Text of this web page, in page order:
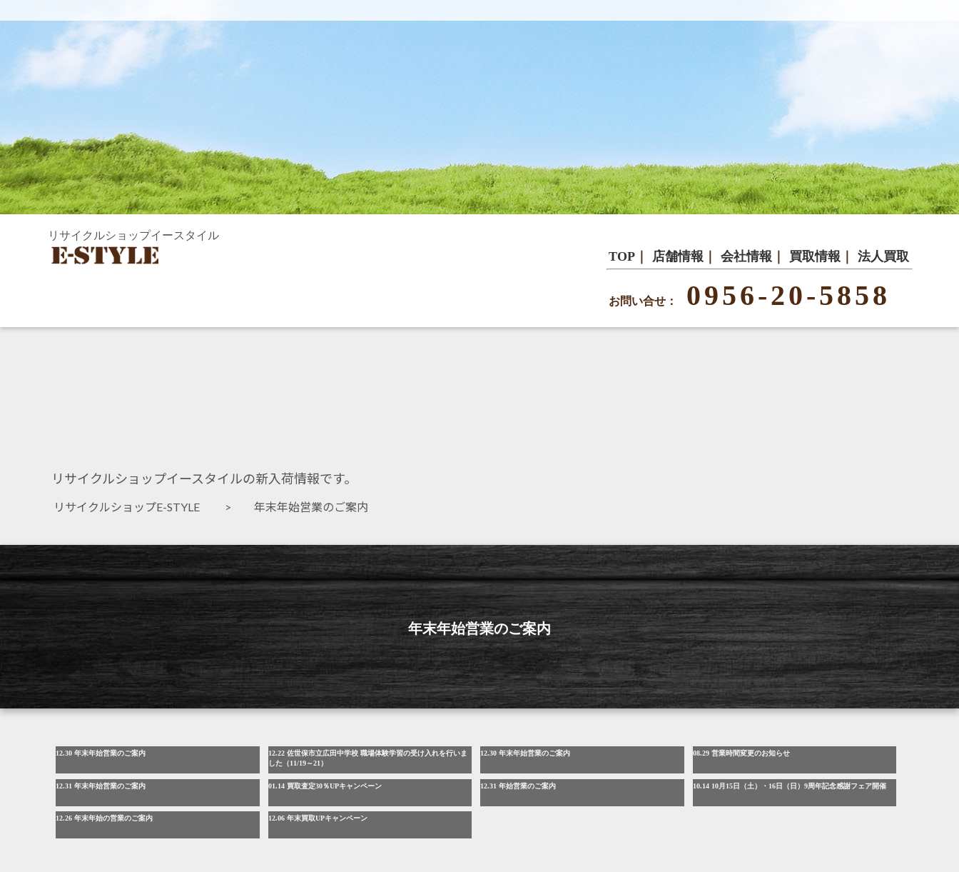
リサイクルショップイースタイル
TOP｜ 店舗情報 会社情報 買取情報 法人買取
お問い合せ： 0956-20-5858
リサイクルショップイースタイルの新入荷情報です。
リサイクルショップE-STYLE > 年末年始営業のご案内
年末年始営業のご案内
12.30 年末年始営業のご案内
12.22 佐世保市立広田中学校 職場体験学習の受け入れを行いま
した（11/19～21）
12.30 年末年始営業のご案内 08.29 営業時間変更のお知らせ
12.31 年末年始営業のご案内 01.14 買取査定30％UPキャンペーン 12.31 年始営業のご案内 10.14 10月15日（土）・16日（日）9周年記念感謝フェア開催
12.26 年末年始の営業のご案内 12.06 年末買取UPキャンペーン